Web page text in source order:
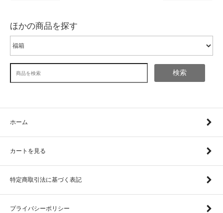
ほかの商品を探す
検索
ホーム
カートを見る
特定商取引法に基づく表記
プライバシーポリシー